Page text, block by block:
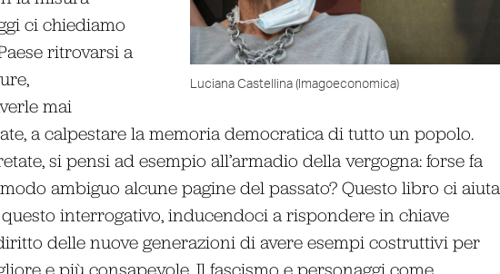
Luciana Castellina (Imagoeconomica)
ci chiediamo
ritrovarsi a
mai
a calpestare la memoria democratica di tutto un popolo.
si pensi ad esempio all’armadio della vergogna: forse fa
ambiguo alcune pagine del passato? Questo libro ci aiuta
interrogativo, inducendoci a rispondere in chiave
delle nuove generazioni di avere esempi costruttivi per
e più consapevole. Il fascismo e personaggi come